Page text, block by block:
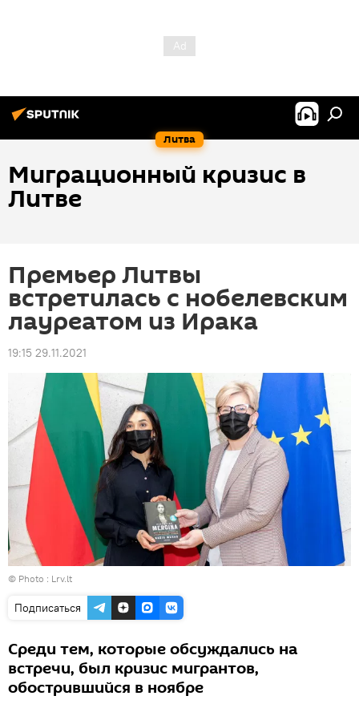
Литва
Миграционный кризис в
Литве
Премьер Литвы
встретилась с нобелевским
лауреатом из Ирака
19:15 29.11.2021
© Photo : Lrv.lt
Подписаться
Среди тем, которые обсуждались на
встречи, был кризис мигрантов,
обострившийся в ноябре